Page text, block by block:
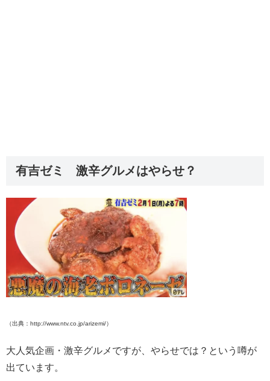
有吉ゼミ 激辛グルメはやらせ？
（出典：http://www.ntv.co.jp/arizemi/）
大人気企画・激辛グルメですが、やらせでは？という噂が
出ています。